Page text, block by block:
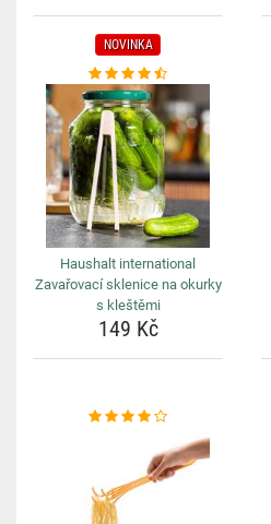
NOVINKA
Haushalt international
Zavařovací sklenice na okurky
s kleštěmi
149 Kč